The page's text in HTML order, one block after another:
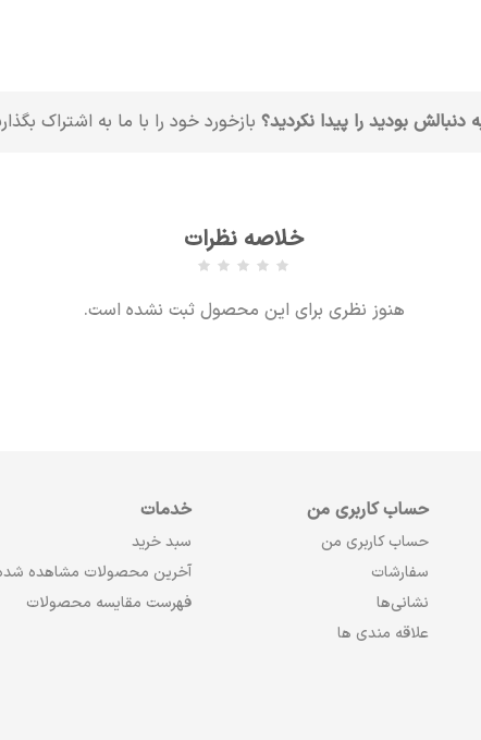
دنبالش بودید را پیدا نکردید؟ بازخورد خود را با ما به اشتراک
خلاصه نظرات
هنوز نظری برای این محصول ثبت نشده است.
حساب کاربری من
حساب کاربری من
سفارشات
نشانی‌ها
علاقه مندی ها
خدمات
سبد خرید
آخرین محصولات مشاهده
فهرست مقایسه محصولات